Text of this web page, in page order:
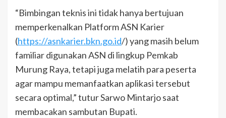
“Bimbingan teknis ini tidak hanya bertujuan
memperkenalkan Platform ASN Karier
(https://asnkarier.bkn.go.id/) yang masih belum
familiar digunakan ASN di lingkup Pemkab
Murung Raya, tetapi juga melatih para peserta
agar mampu memanfaatkan aplikasi tersebut
secara optimal,” tutur Sarwo Mintarjo saat
membacakan sambutan Bupati.